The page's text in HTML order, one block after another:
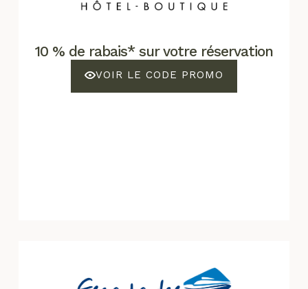
10 % de rabais* sur votre réservation
VOIR LE CODE PROMO